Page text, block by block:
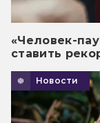
«Человек-
ставить
Новости